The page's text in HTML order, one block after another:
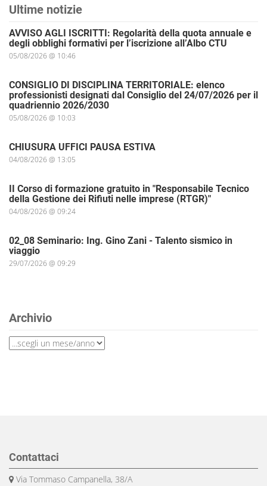
Ultime notizie
AVVISO AGLI ISCRITTI: Regolarità della quota annuale e
degli obblighi formativi per l’iscrizione all’Albo CTU
05/08/2026 @ 10:46
CONSIGLIO DI DISCIPLINA TERRITORIALE: elenco
professionisti designati dal Consiglio del 24/07/2026 per il
quadriennio 2026/2030
05/08/2026 @ 10:03
CHIUSURA UFFICI PAUSA ESTIVA
04/08/2026 @ 13:05
II Corso di formazione gratuito in "Responsabile Tecnico
della Gestione dei Rifiuti nelle imprese (RTGR)"
04/08/2026 @ 09:24
02_08 Seminario: Ing. Gino Zani - Talento sismico in
viaggio
29/07/2026 @ 09:29
Archivio
Contattaci
Via Tommaso Campanella, 38/A